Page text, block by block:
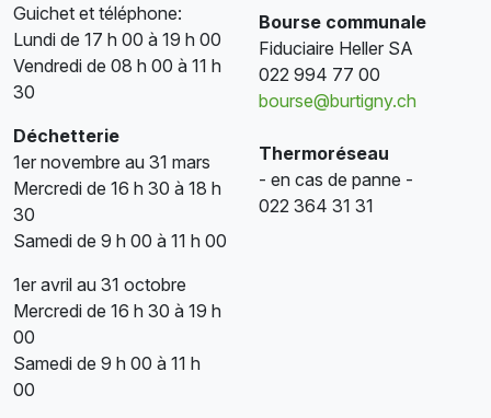
Guichet et téléphone:
Lundi de 17 h 00 à 19 h 00
Vendredi de 08 h 00 à 11 h
30
Déchetterie
1er novembre au 31 mars
Mercredi de 16 h 30 à 18 h
30
Samedi de 9 h 00 à 11 h 00
1er avril au 31 octobre
Mercredi de 16 h 30 à 19 h
00
Samedi de 9 h 00 à 11 h
00
Bourse communale
Fiduciaire Heller SA
022 994 77 00
bourse@burtigny.ch
Thermoréseau
- en cas de panne -
022 364 31 31